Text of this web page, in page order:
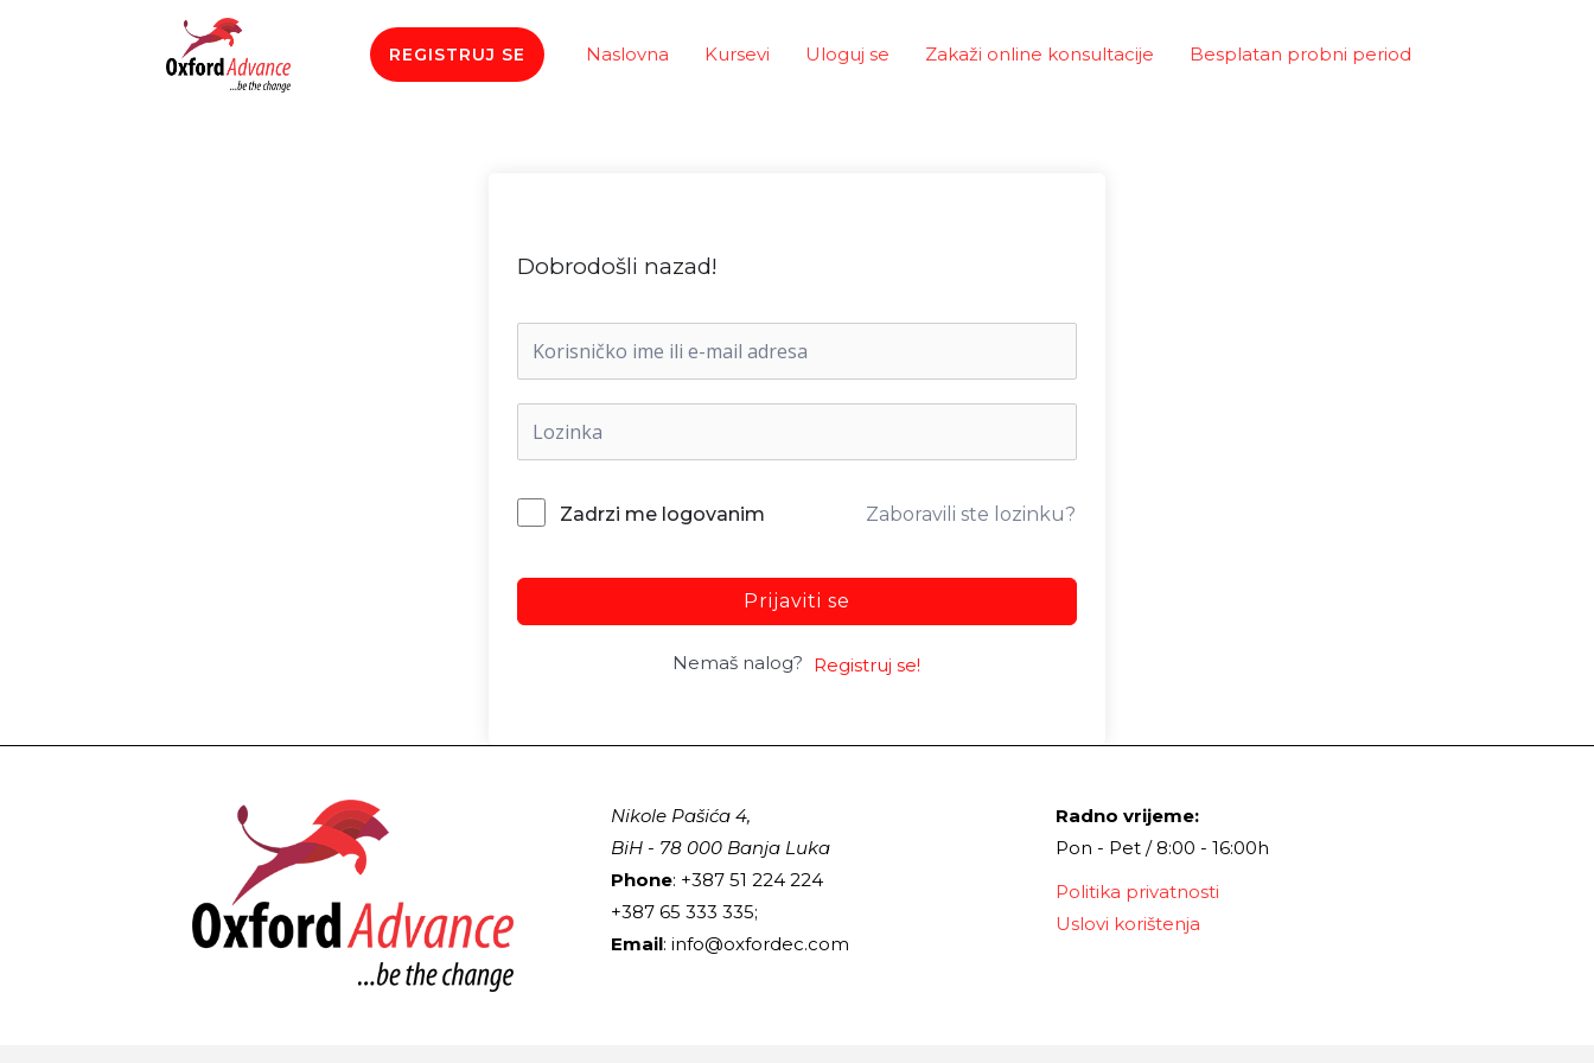
REGISTRUJ SE Naslovna Kursevi Uloguj se Zakaži online konsultacije Besplatan probni period
Dobrodošli nazad!
Zadrzi me logovanim Zaboravili ste lozinku?
Prijaviti se
Nemaš nalog? Registruj se!
Nikole Pašića 4,
BiH - 78 000 Banja Luka
Phone: +387 51 224 224
+387 65 333 335;
Email: info@oxfordec.com
Radno vrijeme:
Pon - Pet / 8:00 - 16:00h
Politika privatnosti
Uslovi korištenja